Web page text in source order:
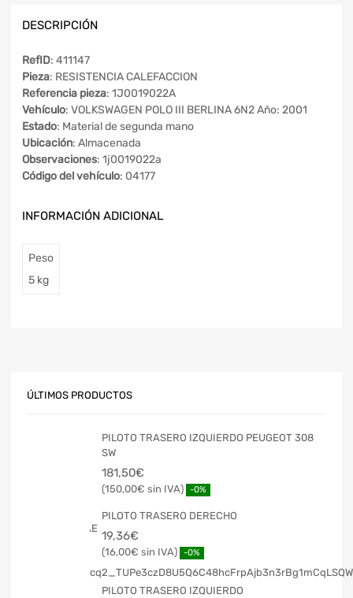
DESCRIPCIÓN
RefID: 411147
Pieza: RESISTENCIA CALEFACCION
Referencia pieza: 1J0019022A
Vehículo: VOLKSWAGEN POLO III BERLINA 6N2 Año: 2001
Estado: Material de segunda mano
Ubicación: Almacenada
Observaciones: 1j0019022a
Código del vehículo: 04177
INFORMACIÓN ADICIONAL
Peso
5 kg
ÚLTIMOS PRODUCTOS
PILOTO TRASERO IZQUIERDO PEUGEOT 308
SW
181,50€
150,00€ -0%
PILOTO TRASERO DERECHO
19,36€
16,00€ -0%
PILOTO TRASERO IZQUIERDO